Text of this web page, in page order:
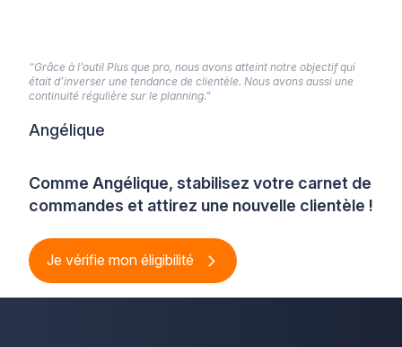
Comme Angélique, stabilisez votre carnet de
commandes et attirez une nouvelle clientèle !
Je vérifie mon éligibilité
“Grâce à l’outil Plus que pro, nous avons atteint notre objectif qui
était d’inverser une tendance de clientèle. Nous avons aussi une
continuité régulière sur le planning.”
Angélique